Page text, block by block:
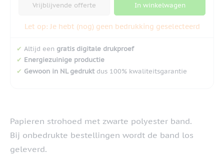
Vrijblijvende offerte In winkelwagen
Let op: Je hebt (nog) geen bedrukking geselecteerd
✔ Altijd een gratis digitale drukproef
✔ Energiezuinige productie
✔ Gewoon in NL gedruktdus 100% kwaliteitsgarantie
Papieren strohoed met zwarte polyester band.
Bij onbedrukte bestellingen wordt de band los
geleverd.